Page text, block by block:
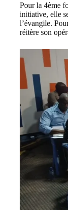
Pour la 4ème
initiative, elle
l’évangile.
réitère son